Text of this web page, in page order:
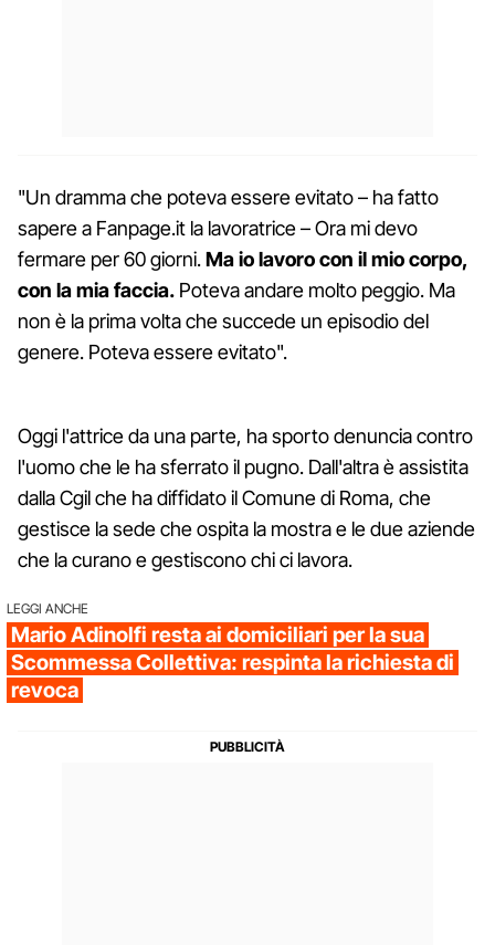
"Un dramma che poteva essere evitato – ha fatto
sapere a Fanpage.it la lavoratrice – Ora mi devo
fermare per 60 giorni.Ma io lavoro con il mio corpo,
con la mia faccia. Poteva andare molto peggio. Ma
non è la prima volta che succede un episodio del
genere. Poteva essere evitato".
Oggi l'attrice da una parte, ha sporto denuncia contro
l'uomo che le ha sferrato il pugno. Dall'altra è assistita
dalla Cgil che ha diffidato il Comune di Roma, che
gestisce la sede che ospita la mostra e le due aziende
che la curano e gestiscono chi ci lavora.
LEGGI ANCHE
Mario Adinolfi resta ai domiciliari per la sua
Scommessa Collettiva: respinta la richiesta di
revoca